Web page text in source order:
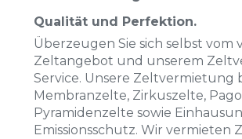
Qualität und Perfektion.
Überzeugen Sie sich selbst vom
Zeltangebot und unserem
Service. Unsere Zeltvermietung
Membranzelte, Zirkuszelte,
Pyramidenzelte sowie
Emissionsschutz. Wir vermieten